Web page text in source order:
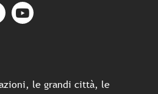
le grandi città, le